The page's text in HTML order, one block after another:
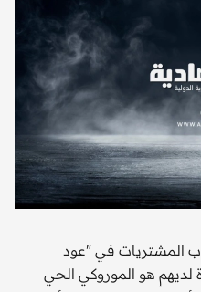
المشتريات في "عود
لديهم هو الموروكي الحي